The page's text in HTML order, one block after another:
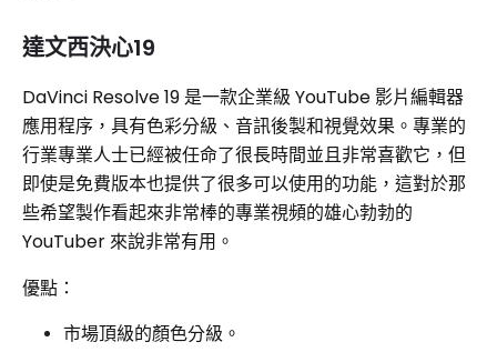
達文西決心19
DaVinci Resolve 19 是一款企業級 YouTube 影片編輯器
應用程序，具有色彩分級、音訊後製和視覺效果。專業的
行業專業人士已經被任命了很長時間並且非常喜歡它，但
即使是免費版本也提供了很多可以使用的功能，這對於那
些希望製作看起來非常棒的專業視頻的雄心勃勃的
YouTuber 來說非常有用。
優點：
市場頂級的顏色分級。